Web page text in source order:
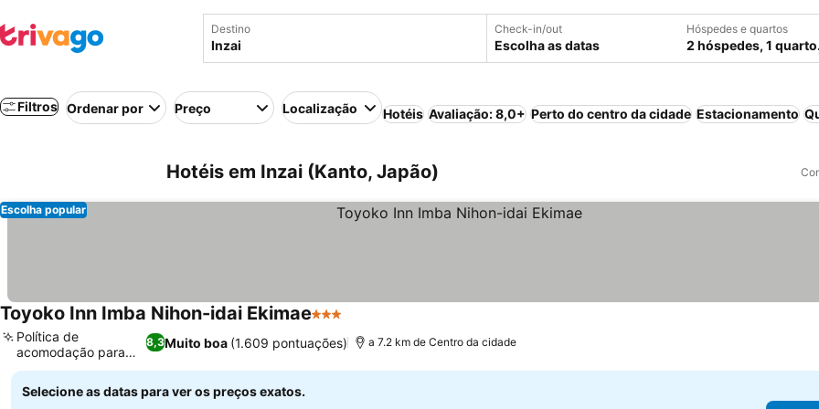
Destino Check-in/out
Escolha as datas
Hóspedes e quartos
2 hóspedes, 1 quarto.
Filtros Ordenar por Preço Localização Hotéis Avaliação: 8,0+ Perto do centro da cidade Estacionamento
Hotéis em Inzai (Kanto, Japão)
Escolha popular
Toyoko Inn Imba Nihon-idai Ekimae3 Estrelas
8,3Muito boa (1.609 pontuações)
Política de
acomodação para
famílias
a 7.2 km de Centro da cidade
Selecione as datas para ver os preços exatos.